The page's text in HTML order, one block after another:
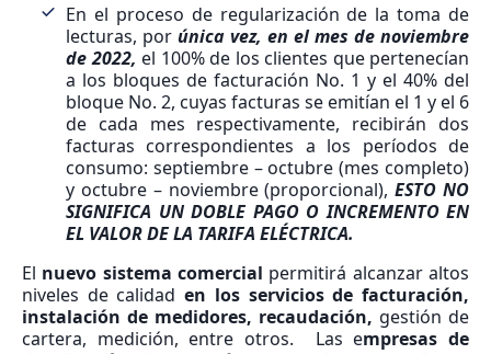
En el proceso de regularización de la toma de
lecturas, por única vez, en el mes de noviembre
de 2022, el 100% de los clientes que pertenecían
a los bloques de facturación No. 1 y el 40% del
bloque No. 2, cuyas facturas se emitían el 1 y el 6
de cada mes respectivamente, recibirán dos
facturas correspondientes a los períodos de
consumo: septiembre – octubre (mes completo)
y octubre – noviembre (proporcional),ESTO NO
SIGNIFICA UN DOBLE PAGO O INCREMENTO EN
EL VALOR DE LA TARIFA ELÉCTRICA.
El nuevo sistema comercial permitirá alcanzar altos
niveles de calidaden los servicios de facturación,
instalación de medidores, recaudación, gestión de
cartera, medición, entre otros. Las empresas de